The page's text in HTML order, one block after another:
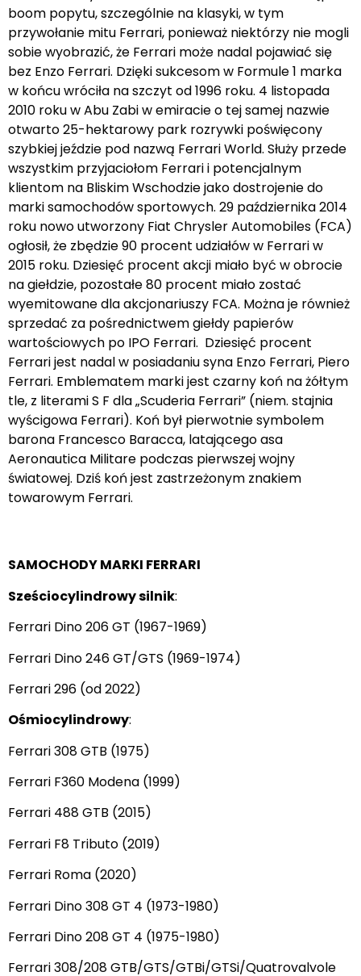
boom popytu, szczególnie na klasyki, w tym
przywołanie mitu Ferrari, ponieważ niektórzy nie mogli
sobie wyobrazić, że Ferrari może nadal pojawiać się
bez Enzo Ferrari. Dzięki sukcesom w Formule 1 marka
w końcu wróciła na szczyt od 1996 roku. 4 listopada
2010 roku w Abu Zabi w emiracie o tej samej nazwie
otwarto 25-hektarowy park rozrywki poświęcony
szybkiej jeździe pod nazwą Ferrari World. Służy przede
wszystkim przyjaciołom Ferrari i potencjalnym
klientom na Bliskim Wschodzie jako dostrojenie do
marki samochodów sportowych. 29 października 2014
roku nowo utworzony Fiat Chrysler Automobiles (FCA)
ogłosił, że zbędzie 90 procent udziałów w Ferrari w
2015 roku. Dziesięć procent akcji miało być w obrocie
na giełdzie, pozostałe 80 procent miało zostać
wyemitowane dla akcjonariuszy FCA. Można je również
sprzedać za pośrednictwem giełdy papierów
wartościowych po IPO Ferrari. Dziesięć procent
Ferrari jest nadal w posiadaniu syna Enzo Ferrari, Piero
Ferrari. Emblematem marki jest czarny koń na żółtym
tle, z literami S F dla „Scuderia Ferrari” (niem. stajnia
wyścigowa Ferrari). Koń był pierwotnie symbolem
barona Francesco Baracca, latającego asa
Aeronautica Militare podczas pierwszej wojny
światowej. Dziś koń jest zastrzeżonym znakiem
towarowym Ferrari.
SAMOCHODY MARKI FERRARI
Sześciocylindrowy silnik:
Ferrari Dino 206 GT (1967-1969)
Ferrari Dino 246 GT/GTS (1969-1974)
Ferrari 296 (od 2022)
Ośmiocylindrowy:
Ferrari 308 GTB (1975)
Ferrari F360 Modena (1999)
Ferrari 488 GTB (2015)
Ferrari F8 Tributo (2019)
Ferrari Roma (2020)
Ferrari Dino 308 GT 4 (1973-1980)
Ferrari Dino 208 GT 4 (1975-1980)
Ferrari 308/208 GTB/GTS/GTBi/GTSi/Quatrovalvole